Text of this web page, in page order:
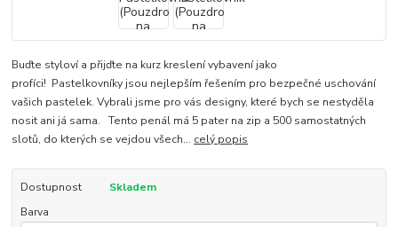
Buďte styloví a přijďte na kurz kreslení vybavení jako
profíci! Pastelkovníky jsou nejlepším řešením pro bezpečné uschování
vašich pastelek. Vybrali jsme pro vás designy, které bych se nestyděla
nosit ani já sama. Tento penál má 5 pater na zip a 500 samostatných
slotů, do kterých se vejdou všech... celý popis
Dostupnost
Skladem
Barva